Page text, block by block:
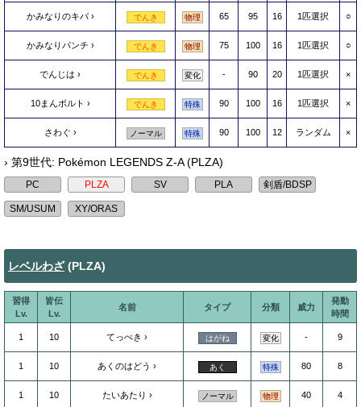
かみなりのキバ でんき 物理 65 95 16 1匹選択 ○
かみなりパンチ でんき 物理 75 100 16 1匹選択 ○
でんじは でんき 変化 - 90 20 1匹選択 ×
10まんボルト でんき 特殊 90 100 16 1匹選択 ×
さわぐ ノーマル 特殊 90 100 12 ランダム ×
› 第9世代: Pokémon LEGENDS Z-A (PLZA)
レベルわざ(PLZA)
習得
Lv.
皆伝
Lv.
名前 タイプ 分類 威力
発動
時間
1 10 てっぺき はがね 変化 - 9
1 10 あくのはどう あく 特殊 80 8
1 10 たいあたり ノーマル 物理 40 4